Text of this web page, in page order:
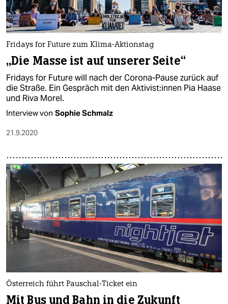
Fridays for Future zum Klima-Aktionstag
„Die Masse ist auf unserer Seite“
Fridays for Future will nach der Corona-Pause zurück auf
die Straße. Ein Gespräch mit den Aktivist:innen Pia Haase
und Riva Morel.
Interview von Sophie Schmalz
21.9.2020
Österreich führt Pauschal-Ticket ein
Mit Bus und Bahn in die Zukunft